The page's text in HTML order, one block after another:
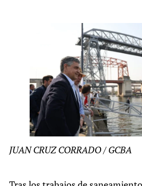
JUAN CRUZ CORRADO / GCBA